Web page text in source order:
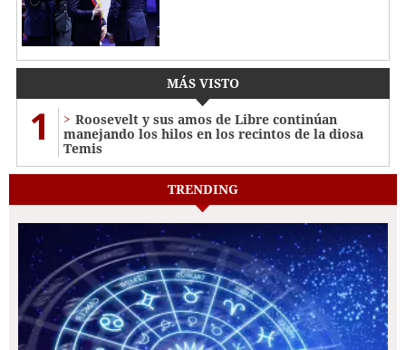
MÁS VISTO
1
Roosevelt y sus amos de Libre continúan
manejando los hilos en los recintos de la diosa
Temis
TRENDING